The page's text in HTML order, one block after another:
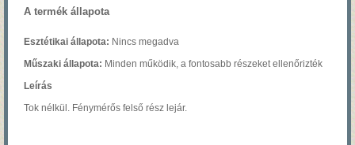
A termék állapota
Esztétikai állapota: Nincs megadva
Műszaki állapota: Minden működik, a fontosabb részeket ellenőrizték
Leírás
Tok nélkül. Fénymérős felső rész lejár.